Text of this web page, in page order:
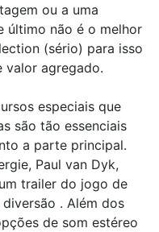
ou a uma
último não é o melhor
(sério) para isso
valor agregado.
especiais que
são tão essenciais
a parte principal.
Paul van Dyk,
trailer do jogo de
. Além dos
de som estéreo